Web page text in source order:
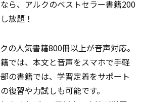
ら、アルクのベストセラー書籍200
放題！
の人気書籍800冊以上が音声対応。
では、本文と音声をスマホで手軽
の書籍では、学習定着をサポート
復習や力試しも可能です。